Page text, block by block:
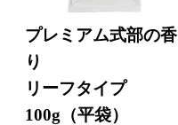
プレミアム式部の香
り
リーフタイプ
100g（平袋）